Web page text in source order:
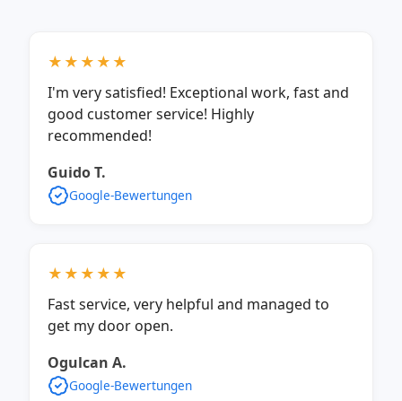
★★★★★
I'm very satisfied! Exceptional work, fast and
good customer service! Highly
recommended!
Guido T.
Google-Bewertungen
★★★★★
Fast service, very helpful and managed to
get my door open.
Ogulcan A.
Google-Bewertungen